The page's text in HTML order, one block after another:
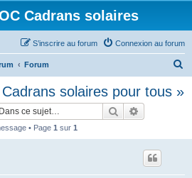
Cadrans solaires
Connexion au forum
S’inscrire au forum
Forum
solaires pour tous »
Rechercher
• Page 1 sur 1